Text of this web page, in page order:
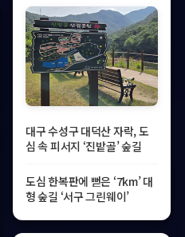
대구 수성구 대덕산 자락, 도
심 속 피서지 ‘진밭골’ 숲길
도심 한복판에 뻗은 ‘7km’ 대
형 숲길 ‘서구 그린웨이’